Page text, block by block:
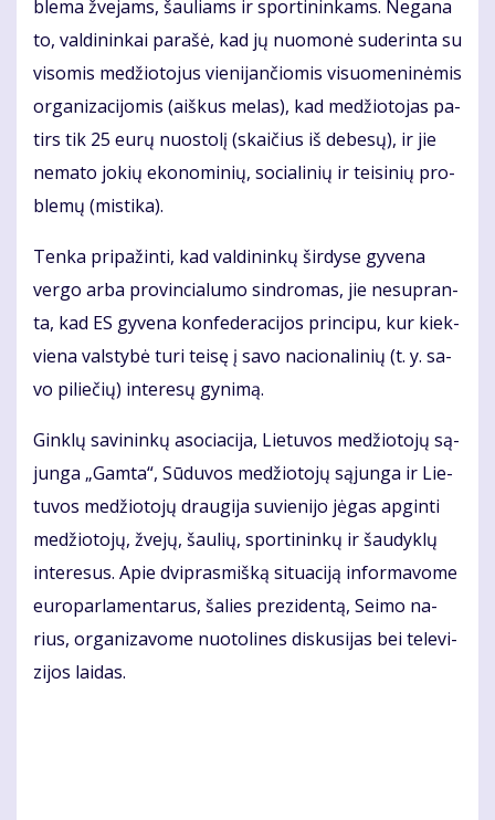
ble­ma žve­jams, šau­liams ir spor­ti­nin­kams. Ne­ga­na
to, val­di­nin­kai pa­ra­šė, kad jų nuo­mo­nė su­de­rin­ta su
vi­so­mis me­džio­to­jus vie­ni­jan­čio­mis vi­suo­me­ni­nė­mis
or­ga­ni­za­ci­jo­mis (aiš­kus me­las), kad me­džio­to­jas pa­
tirs tik 25 eu­rų nuos­to­lį (skai­čius iš de­be­sų), ir jie
ne­ma­to jo­kių eko­no­mi­nių, so­cia­li­nių ir tei­si­nių pro­
ble­mų (mis­ti­ka).
Ten­ka pri­pa­žin­ti, kad val­di­nin­kų šir­dy­se gy­ve­na
ver­go ar­ba pro­vin­cia­lu­mo sin­dro­mas, jie ne­su­pran­
ta, kad ES gy­ve­na kon­fe­de­ra­ci­jos prin­ci­pu, kur kiek­
vie­na vals­ty­bė tu­ri tei­sę į sa­vo na­cio­na­li­nių (t. y. sa­
vo pi­lie­čių) in­te­re­sų gy­ni­mą.
Gin­klų sa­vi­nin­kų aso­cia­ci­ja, Lie­tu­vos me­džio­to­jų są­
jun­ga „Gam­ta“, Sū­du­vos me­džio­to­jų są­jun­ga ir Lie­
tu­vos me­džio­to­jų drau­gi­ja su­vie­ni­jo jė­gas ap­gin­ti
me­džio­to­jų, žve­jų, šau­lių, spor­ti­nin­kų ir šau­dyk­lų
in­te­re­sus. Apie dvi­pras­miš­ką si­tu­a­ci­ją in­for­ma­vo­me
eu­ro­par­la­men­ta­rus, ša­lies pre­zi­den­tą, Sei­mo na­
rius, or­ga­ni­za­vo­me nuo­to­li­nes dis­ku­si­jas bei te­le­vi­
zi­jos lai­das.